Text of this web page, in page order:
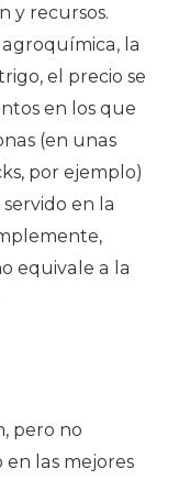
y recursos.
la
el precio se
en los que
(en unas
por ejemplo)
en la
equivale a la
pero no
las mejores